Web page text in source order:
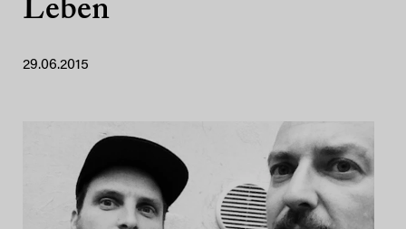
Leben
29.06.2015